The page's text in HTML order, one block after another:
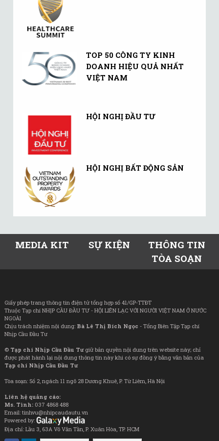
TOP 50 CÔNG TY KINH
DOANH HIỆU QUẢ NHẤT
VIỆT NAM
HỘI NGHỊ ĐẦU TƯ
HỘI NGHỊ BẤT ĐỘNG SẢN
MEDIA KIT SỰ KIỆN
THÔNG TIN
TÒA SOẠN
Giấy phép trang thông tin điện tử tổng hợp số 41/GP-TTĐT
Thuộc Tạp chí NHỊP CẦU ĐẦU TƯ - HỘI LIÊN LẠC VỚI NGƯỜI VIỆT NAM Ở NƯỚC
NGOÀI
Chịu trách nhiệm nội dung: Bà Lê Thị Bích Ngọc - Tổng Biên Tập Tạp chí
Nhịp Cầu Đầu Tư
© Tạp chí Nhịp Cầu Đầu Tưgiữ bản quyền nội dung trên website này; chỉ
được phát hành lại nội dung thông tin này khi có sự đồng ý bằng văn bản của
Tạp chí Nhịp Cầu Đầu Tư
Tòa soạn: Số 2, ngách 11 ngõ 28 Dương Khuê, P. Từ Liêm, Hà Nội
Liên hệ quảng cáo:
Ms. Tình: 037 4868 488
Email: tinhvu@nhipcaudautu.vn
Powered by:
Địa chỉ: Lầu 3, 63A Võ Văn Tần, P. Xuân Hòa, TP. HCM